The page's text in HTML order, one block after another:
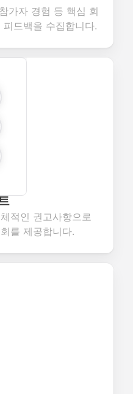
가자 경험 등 핵심 회
드백을 수집합니다.
적인 권고사항으로
를 제공합니다.